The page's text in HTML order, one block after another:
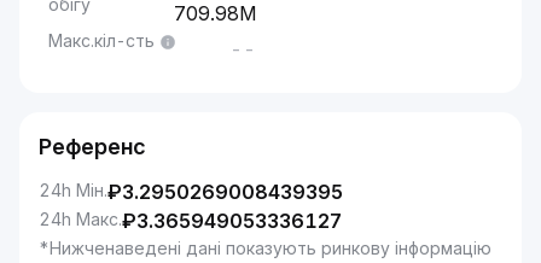
обігу
709.98M
Макс.кіл-сть --
Референс
24h Мін.₽3.2950269008439395
24h Макс.₽3.365949053336127
*Нижченаведені дані показують ринкову інформацію